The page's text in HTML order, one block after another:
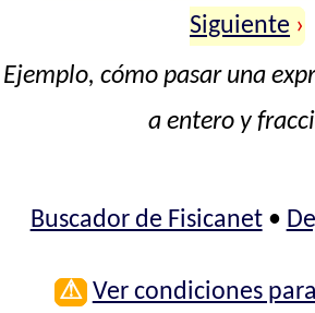
Siguiente ›
Ejemplo, cómo pasar una
a entero y
Buscador de Fisicanet•
⚠ Ver condiciones